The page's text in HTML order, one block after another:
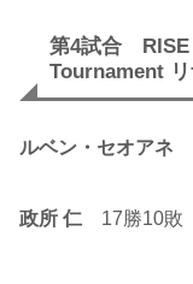
第4試合 RISE
Tournament
ルベン・セオアネ
政所 仁 17勝10敗